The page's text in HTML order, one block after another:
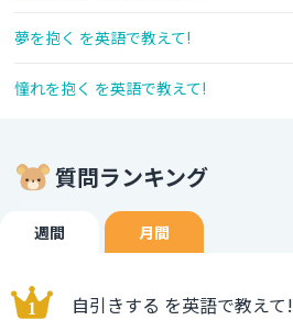
夢を抱く を英語で教えて!
憧れを抱く を英語で教えて!
質問ランキング
週間 月間
自引きする を英語で教えて!